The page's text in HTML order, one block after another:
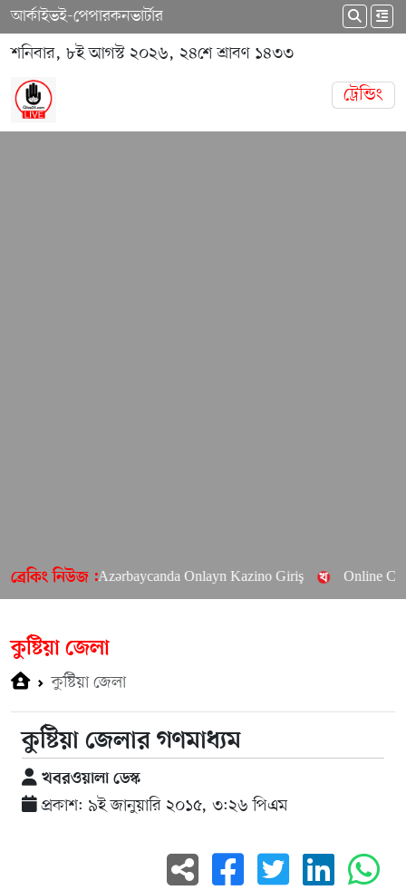
আর্কাইভই-পেপারকনভার্টার
শনিবার, ৮ই আগস্ট ২০২৬, ২৪শে শ্রাবণ ১৪৩৩
ট্রেন্ডিং
ব্রেকিং নিউজ :
– Azərbaycanda Onlayn Kazino Giriş Online Casino
কুষ্টিয়া জেলা
কুষ্টিয়া জেলা
কুষ্টিয়া জেলার গণমাধ্যম
খবরওয়ালা ডেস্ক
প্রকাশ: ৯ই জানুয়ারি ২০১৫, ৩:২৬ পিএম